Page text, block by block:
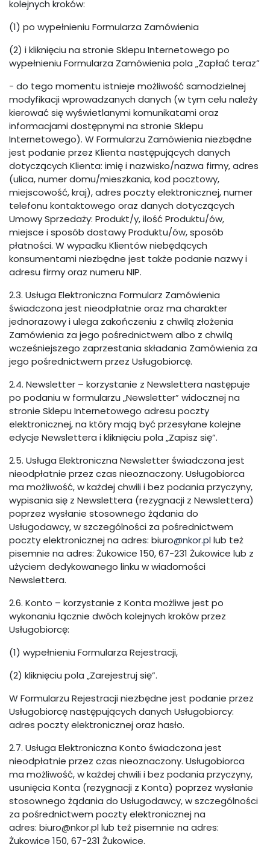
kolejnych kroków:
(1) po wypełnieniu Formularza Zamówienia
(2) i kliknięciu na stronie Sklepu Internetowego po
wypełnieniu Formularza Zamówienia pola „Zapłać teraz”
- do tego momentu istnieje możliwość samodzielnej
modyfikacji wprowadzanych danych (w tym celu należy
kierować się wyświetlanymi komunikatami oraz
informacjami dostępnymi na stronie Sklepu
Internetowego). W Formularzu Zamówienia niezbędne
jest podanie przez Klienta następujących danych
dotyczących Klienta: imię i nazwisko/nazwa firmy, adres
(ulica, numer domu/mieszkania, kod pocztowy,
miejscowość, kraj), adres poczty elektronicznej, numer
telefonu kontaktowego oraz danych dotyczących
Umowy Sprzedaży: Produkt/y, ilość Produktu/ów,
miejsce i sposób dostawy Produktu/ów, sposób
płatności. W wypadku Klientów niebędących
konsumentami niezbędne jest także podanie nazwy i
adresu firmy oraz numeru NIP.
2.3. Usługa Elektroniczna Formularz Zamówienia
świadczona jest nieodpłatnie oraz ma charakter
jednorazowy i ulega zakończeniu z chwilą złożenia
Zamówienia za jego pośrednictwem albo z chwilą
wcześniejszego zaprzestania składania Zamówienia za
jego pośrednictwem przez Usługobiorcę.
2.4. Newsletter – korzystanie z Newslettera następuje
po podaniu w formularzu „Newsletter” widocznej na
stronie Sklepu Internetowego adresu poczty
elektronicznej, na który mają być przesyłane kolejne
edycje Newslettera i kliknięciu pola „Zapisz się”.
2.5. Usługa Elektroniczna Newsletter świadczona jest
nieodpłatnie przez czas nieoznaczony. Usługobiorca
ma możliwość, w każdej chwili i bez podania przyczyny,
wypisania się z Newslettera (rezygnacji z Newslettera)
poprzez wysłanie stosownego żądania do
Usługodawcy, w szczególności za pośrednictwem
poczty elektronicznej na adres: biuro@nkor.pllub też
pisemnie na adres: Żukowice 150, 67-231 Żukowice lub z
użyciem dedykowanego linku w wiadomości
Newslettera.
2.6. Konto – korzystanie z Konta możliwe jest po
wykonaniu łącznie dwóch kolejnych kroków przez
Usługobiorcę:
(1) wypełnieniu Formularza Rejestracji,
(2) kliknięciu pola „Zarejestruj się”.
W Formularzu Rejestracji niezbędne jest podanie przez
Usługobiorcę następujących danych Usługobiorcy:
adres poczty elektronicznej oraz hasło.
2.7. Usługa Elektroniczna Konto świadczona jest
nieodpłatnie przez czas nieoznaczony. Usługobiorca
ma możliwość, w każdej chwili i bez podania przyczyny,
usunięcia Konta (rezygnacji z Konta) poprzez wysłanie
stosownego żądania do Usługodawcy, w szczególności
za pośrednictwem poczty elektronicznej na
adres: biuro@nkor.pl lub też pisemnie na adres:
Żukowice 150, 67-231 Żukowice.